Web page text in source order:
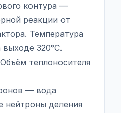
контура —
реакции от
Температура
320°C.
теплоносителя
— вода
нейтроны деления